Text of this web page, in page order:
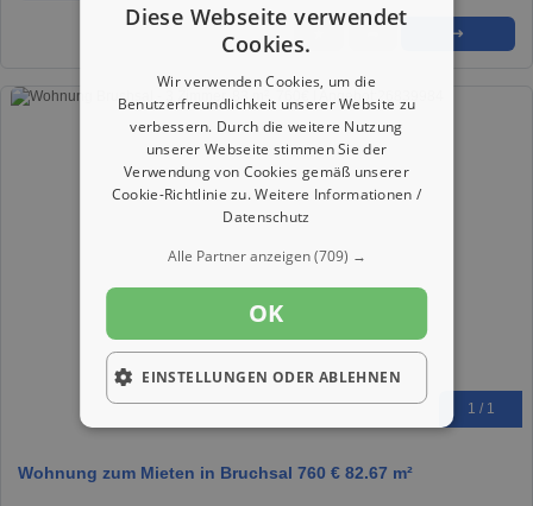
➜
1 / 1
Wohnung zum Mieten in Bruchsal 760 € 82.67 m²
Diese Webseite verwendet
Cookies.
Wir verwenden Cookies, um die
Benutzerfreundlichkeit unserer Website zu
verbessern. Durch die weitere Nutzung
unserer Webseite stimmen Sie der
Verwendung von Cookies gemäß unserer
Cookie-Richtlinie zu.Weitere Informationen /
Datenschutz
Alle Partner anzeigen(709) →
OK
EINSTELLUNGEN ODER ABLEHNEN